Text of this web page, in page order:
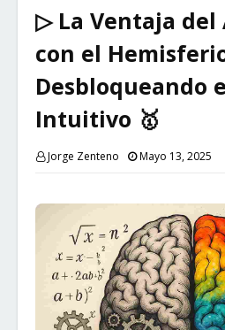
▷ La Ventaja del
con el
Desbloqueando
Intuitivo 🥇
Jorge Zenteno Mayo 13, 2025